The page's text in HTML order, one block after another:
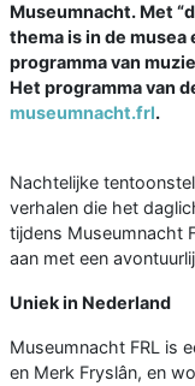
Museumnacht. Met
thema is in de
programma van
Het programma van
museumnacht.frl.
Nachtelijke
verhalen die het
tijdens Museumnacht
aan met een
Uniek in Nederland
Museumnacht FRL is
en Merk Fryslân, en